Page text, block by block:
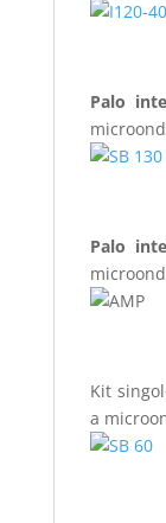
Palo
Palo
Kit
a